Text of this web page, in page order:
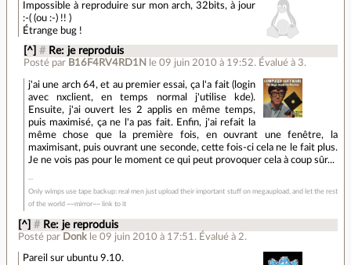
Impossible à reproduire sur mon arch, 32bits, à jour
:-( (ou :-) !! )
Étrange bug !
[^] # Re: je reproduis
Posté par B16F4RV4RD1N le 09 juin 2010 à 19:52. Évalué à 3.
j'ai une arch 64, et au premier essai, ça l'a fait (login
avec nxclient, en temps normal j'utilise kde).
Ensuite, j'ai ouvert les 2 applis en même temps,
puis maximisé, ça ne l'a pas fait. Enfin, j'ai refait la
même chose que la première fois, en ouvrant une fenêtre, la
maximisant, puis ouvrant une seconde, cette fois-ci cela ne le fait plus.
Je ne vois pas pour le moment ce qui peut provoquer cela à coup sûr...
Only wimps use tape backup: real men just upload their important stuff on megaupload, and let the rest
of the world ~~mirror~~ link to it
[^] # Re: je reproduis
Posté par Donk le 09 juin 2010 à 17:51 . Évalué à 2.
Pareil sur ubuntu 9.10.